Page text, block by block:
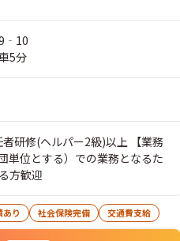
5分
修(ヘルパー2級)以上 【業務
単位とする）での業務となるた
方歓迎
り 社会保険完備 交通費支給